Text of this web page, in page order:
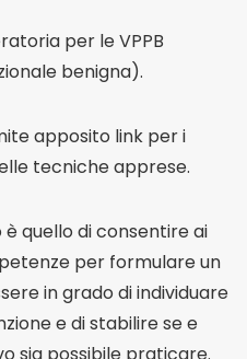
per le VPPB
benigna).
apposito link per i
tecniche apprese.
quello di consentire ai
per formulare un
in grado di individuare
e di stabilire se e